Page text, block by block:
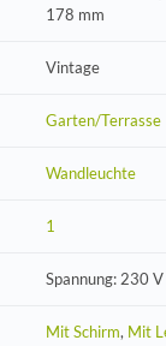
178 mm
Vintage
Garten/Terrasse
Wandleuchte
1
Spannung: 230 V
Mit Schirm, Mit